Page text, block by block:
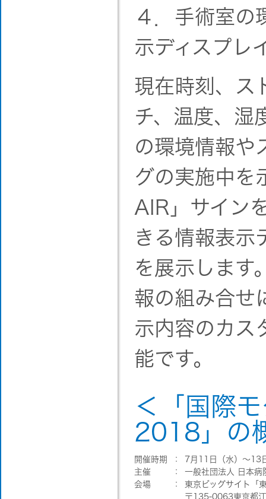
４．手術室の
示ディスプレ
現在時刻、ス
チ、温度、湿
の環境情報や
グの実施中を
AIR」サイン
きる情報表示
を展示します
報の組み合せ
示内容のカス
能です。
＜「国際
2018」の
開催時期 ：
7月11日（水）～13
主催
：
一般社団法人 日本
会場
：
東京ビッグサイト「
〒135-0063東京都